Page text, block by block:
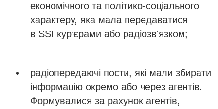
економічного та політико-соціального
характеру, яка мала передаватися
в SSI кур’єрами або радіозв'язком;
радіопередаючі пости, які мали збирати
інформацію окремо або через агентів.
Формувалися за рахунок агентів,